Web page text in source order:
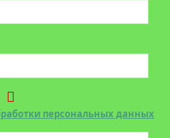
персональных данных